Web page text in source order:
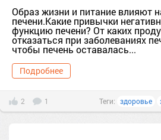
Образ жизни и питание влияют
печени.Какие привычки
функцию печени? От каких
отказаться при заболеваниях
чтобы печень оставалась...
Подробнее
2 1 Теги: здоровье